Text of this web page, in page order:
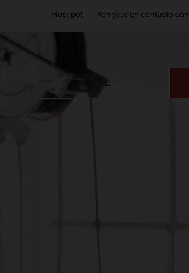
Hopspot Póngase en contacto con
VISITE